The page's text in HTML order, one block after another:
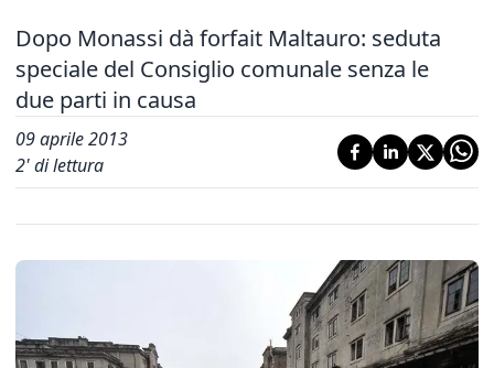
Dopo Monassi dà forfait Maltauro: seduta
speciale del Consiglio comunale senza le
due parti in causa
09 aprile 2013
2' di lettura